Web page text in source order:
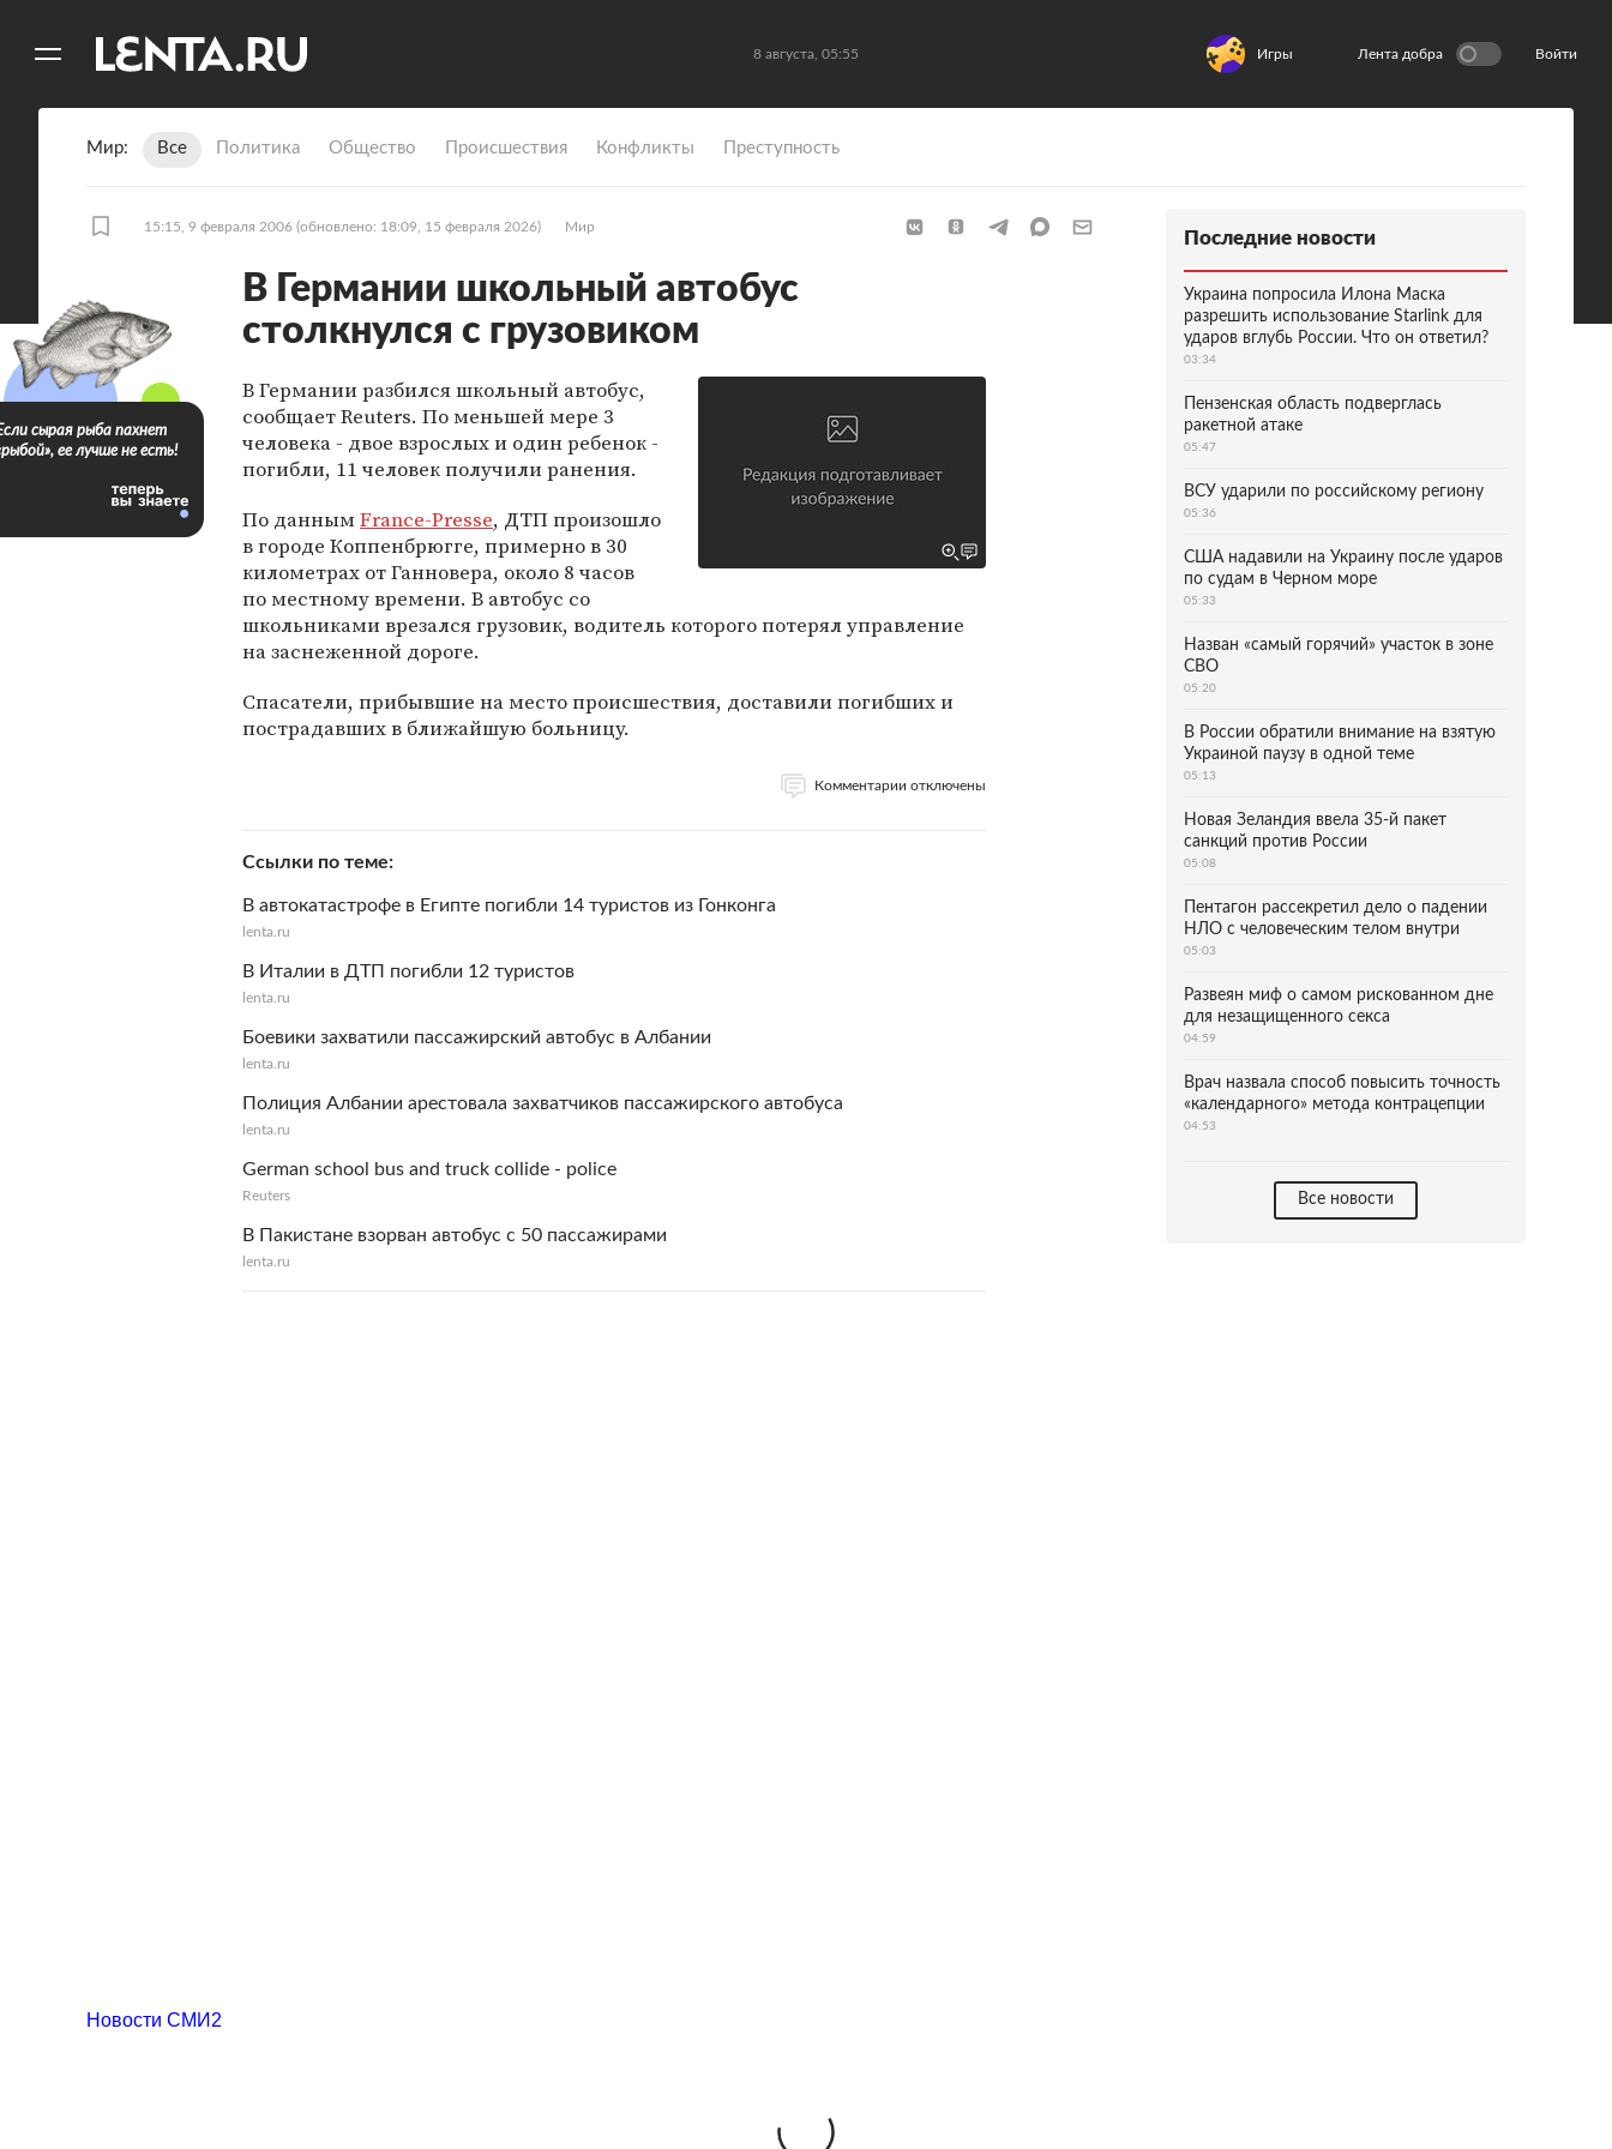
8 августа, 05:55 Игры Лента добра Войти
Мир Все Политика Общество Происшествия Конфликты Преступность
15:15, 9 февраля 2006 (обновлено: 18:09, 15 февраля 2026) Мир
В Германии школьный автобус
столкнулся с грузовиком
В Германии разбился школьный автобус,
сообщает Reuters. По меньшей мере 3
человека - двое взрослых и один ребенок -
погибли, 11 человек получили ранения.
По даннымFrance-Presse, ДТП произошло
в городе Коппенбрюгге, примерно в 30
километрах от Ганновера, около 8 часов
по местному времени. В автобус со
школьниками врезался грузовик, водитель которого потерял управление
на заснеженной дороге.
Спасатели, прибывшие на место происшествия, доставили погибших и
пострадавших в ближайшую больницу.
Комментарии отключены
Ссылки по теме
В автокатастрофе в Египте погибли 14 туристов из Гонконга
lenta.ru
В Италии в ДТП погибли 12 туристов
lenta.ru
Боевики захватили пассажирский автобус в Албании
lenta.ru
Полиция Албании арестовала захватчиков пассажирского автобуса
lenta.ru
German school bus and truck collide - police
Reuters
В Пакистане взорван автобус с 50 пассажирами
lenta.ru
сырая рыба пахнет
ее лучше не есть!
Последние новости
Украина попросила Илона Маска
разрешить использование Starlink для
ударов вглубь России. Что он ответил?
03:34
Пензенская область подверглась
ракетной атаке
05:47
ВСУ ударили по российскому региону
05:36
США надавили на Украину после ударов
по судам в Черном море
05:33
Назван «самый горячий» участок в зоне
СВО
05:20
В России обратили внимание на взятую
Украиной паузу в одной теме
05:13
Новая Зеландия ввела 35-й пакет
санкций против России
05:08
Пентагон рассекретил дело о падении
НЛО с человеческим телом внутри
05:03
Развеян миф о самом рискованном дне
для незащищенного секса
04:59
Врач назвала способ повысить точность
«календарного» метода контрацепции
04:53
Все новости
Новости СМИ2